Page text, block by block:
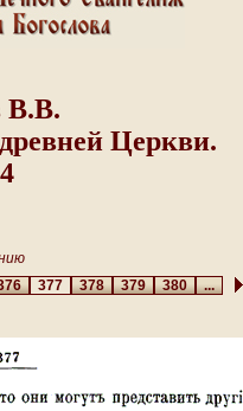
В.В.
Церкви.
377 378379380...